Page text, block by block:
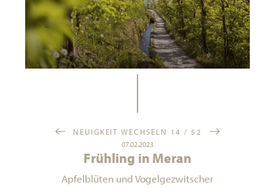
NEUIGKEIT WECHSELN 14 / 52
07.02.2023
Frühling in Meran
Apfelblüten und Vogelgezwitscher